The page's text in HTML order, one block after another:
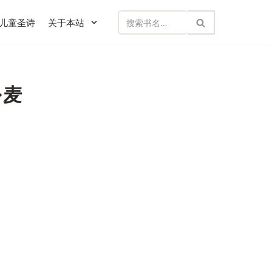
童圣诗 关于本站